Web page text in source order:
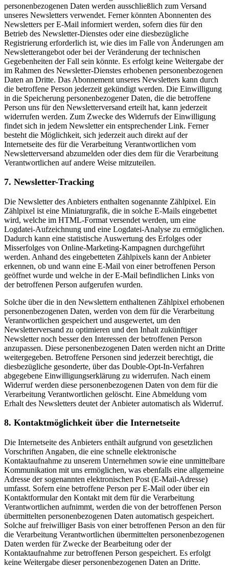
personenbezogenen Daten werden ausschließlich zum Versand
unseres Newsletters verwendet. Ferner könnten Abonnenten des
Newsletters per E-Mail informiert werden, sofern dies für den
Betrieb des Newsletter-Dienstes oder eine diesbezügliche
Registrierung erforderlich ist, wie dies im Falle von Änderungen am
Newsletterangebot oder bei der Veränderung der technischen
Gegebenheiten der Fall sein könnte. Es erfolgt keine Weitergabe der
im Rahmen des Newsletter-Dienstes erhobenen personenbezogenen
Daten an Dritte. Das Abonnement unseres Newsletters kann durch
die betroffene Person jederzeit gekündigt werden. Die Einwilligung
in die Speicherung personenbezogener Daten, die die betroffene
Person uns für den Newsletterversand erteilt hat, kann jederzeit
widerrufen werden. Zum Zwecke des Widerrufs der Einwilligung
findet sich in jedem Newsletter ein entsprechender Link. Ferner
besteht die Möglichkeit, sich jederzeit auch direkt auf der
Internetseite des für die Verarbeitung Verantwortlichen vom
Newsletterversand abzumelden oder dies dem für die Verarbeitung
Verantwortlichen auf andere Weise mitzuteilen.
7. Newsletter-Tracking
Die Newsletter des Anbieters enthalten sogenannte Zählpixel. Ein
Zählpixel ist eine Miniaturgrafik, die in solche E-Mails eingebettet
wird, welche im HTML-Format versendet werden, um eine
Logdatei-Aufzeichnung und eine Logdatei-Analyse zu ermöglichen.
Dadurch kann eine statistische Auswertung des Erfolges oder
Misserfolges von Online-Marketing-Kampagnen durchgeführt
werden. Anhand des eingebetteten Zählpixels kann der Anbieter
erkennen, ob und wann eine E-Mail von einer betroffenen Person
geöffnet wurde und welche in der E-Mail befindlichen Links von
der betroffenen Person aufgerufen wurden.
Solche über die in den Newslettern enthaltenen Zählpixel erhobenen
personenbezogenen Daten, werden von dem für die Verarbeitung
Verantwortlichen gespeichert und ausgewertet, um den
Newsletterversand zu optimieren und den Inhalt zukünftiger
Newsletter noch besser den Interessen der betroffenen Person
anzupassen. Diese personenbezogenen Daten werden nicht an Dritte
weitergegeben. Betroffene Personen sind jederzeit berechtigt, die
diesbezügliche gesonderte, über das Double-Opt-In-Verfahren
abgegebene Einwilligungserklärung zu widerrufen. Nach einem
Widerruf werden diese personenbezogenen Daten von dem für die
Verarbeitung Verantwortlichen gelöscht. Eine Abmeldung vom
Erhalt des Newsletters deutet der Anbieter automatisch als Widerruf.
8. Kontaktmöglichkeit über die Internetseite
Die Internetseite des Anbieters enthält aufgrund von gesetzlichen
Vorschriften Angaben, die eine schnelle elektronische
Kontaktaufnahme zu unserem Unternehmen sowie eine unmittelbare
Kommunikation mit uns ermöglichen, was ebenfalls eine allgemeine
Adresse der sogenannten elektronischen Post (E-Mail-Adresse)
umfasst. Sofern eine betroffene Person per E-Mail oder über ein
Kontaktformular den Kontakt mit dem für die Verarbeitung
Verantwortlichen aufnimmt, werden die von der betroffenen Person
übermittelten personenbezogenen Daten automatisch gespeichert.
Solche auf freiwilliger Basis von einer betroffenen Person an den für
die Verarbeitung Verantwortlichen übermittelten personenbezogenen
Daten werden für Zwecke der Bearbeitung oder der
Kontaktaufnahme zur betroffenen Person gespeichert. Es erfolgt
keine Weitergabe dieser personenbezogenen Daten an Dritte.